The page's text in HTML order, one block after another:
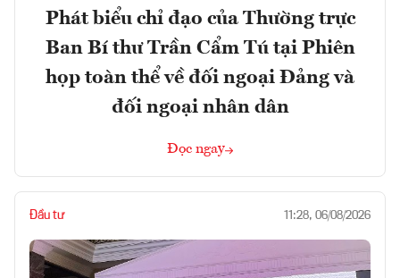
Phát biểu chỉ đạo của Thường trực
Ban Bí thư Trần Cẩm Tú tại Phiên
họp toàn thể về đối ngoại Đảng và
đối ngoại nhân dân
Đọc ngay
Đầu tư 11:28, 06/08/2026